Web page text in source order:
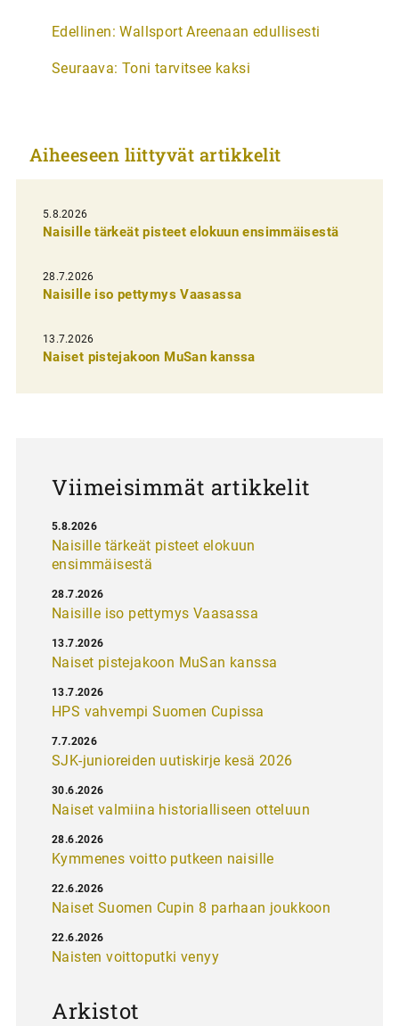
A
t
k
e
l
i
e
n
e
Edellinen: Wallsport Areenaan edullisesti
Seuraava: Toni tarvitsee kaksi
Aiheeseen liittyvät artikkelit
5.8.2026
Naisille tärkeät pisteet elokuun ensimmäisestä
28.7.2026
Naisille iso pettymys Vaasassa
13.7.2026
Naiset pistejakoon MuSan kanssa
Viimeisimmät artikkelit
Naisille tärkeät pisteet elokuun
ensimmäisestä
5.8.2026
Naisille iso pettymys Vaasassa
28.7.2026
Naiset pistejakoon MuSan kanssa
13.7.2026
HPS vahvempi Suomen Cupissa
13.7.2026
SJK-junioreiden uutiskirje kesä 2026
7.7.2026
Naiset valmiina historialliseen otteluun
30.6.2026
Kymmenes voitto putkeen naisille
28.6.2026
Naiset Suomen Cupin 8 parhaan joukkoon
22.6.2026
Naisten voittoputki venyy
22.6.2026
Arkistot